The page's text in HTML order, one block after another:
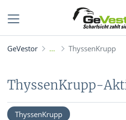
GeVestor ThyssenKrupp
ThyssenKrupp-
ThyssenKrupp